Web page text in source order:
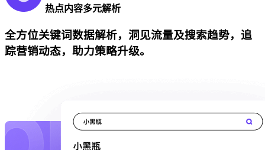
热点内容多元解析
全方位关键词数据解析，洞见流量及搜索趋势，追
踪营销动态，助力策略升级。